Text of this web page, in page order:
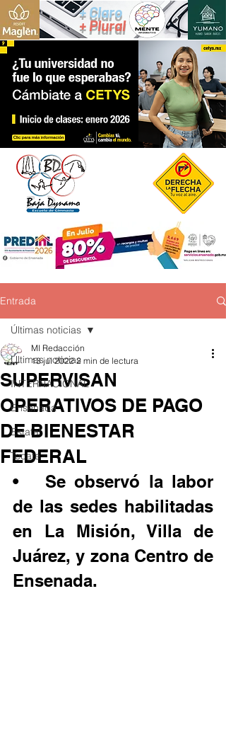
+ Claro
+ Plural
Entrada
Últimas noticias
INTERNACIONAL
Ensenada
Estatal
Tecate
Últimas noticias
SUPERVISAN
OPERATIVOS DE PAGO
DE BIENESTAR
FEDERAL
MI Redacción
13 jul 2022 2 min de lectura
•	Se observó la labor
de las sedes habilitadas
en La Misión, Villa de
Juárez, y zona Centro de
Ensenada.